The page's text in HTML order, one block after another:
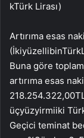
kTürk Lirası)
Artırıma esas
Buna göre
artırıma esas
üçyüzyirmiiki
Geçici teminat